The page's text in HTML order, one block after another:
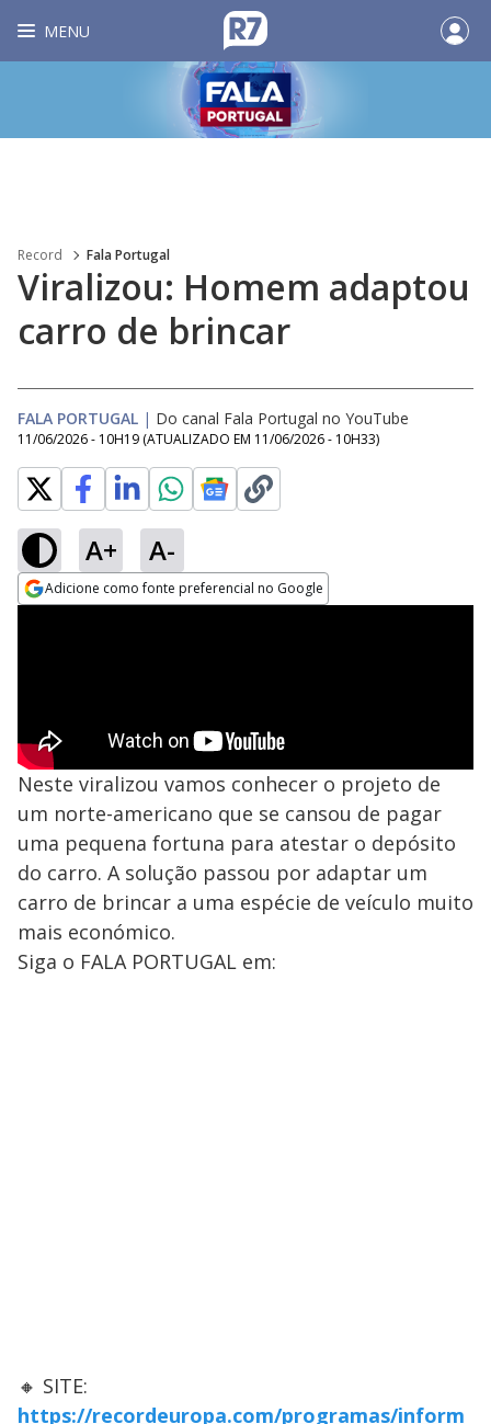
MENU
Record Fala Portugal
Viralizou: Homem adaptou
carro de brincar
FALA PORTUGAL | Do canal Fala Portugal no YouTube
11/06/2026 - 10H19 (ATUALIZADO EM 11/06/2026 - 10H33)
A+ A-
Adicione como fonte preferencial no Google
Neste viralizou vamos conhecer o projeto de
um norte-americano que se cansou de pagar
uma pequena fortuna para atestar o depósito
do carro. A solução passou por adaptar um
carro de brincar a uma espécie de veículo muito
mais económico.
Siga o FALA PORTUGAL em:
🔸 SITE:
https://recordeuropa.com/programas/inform